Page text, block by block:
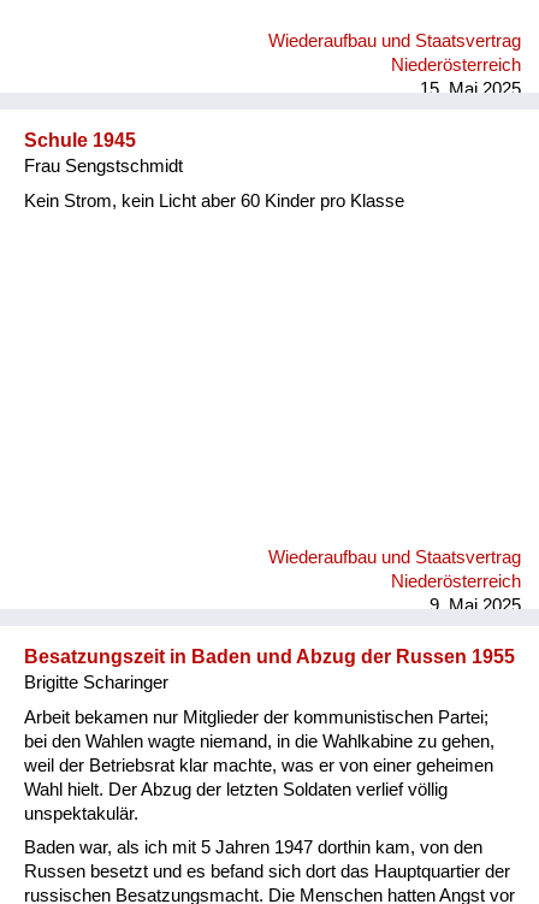
Wiederaufbau und Staatsvertrag
Niederösterreich
15. Mai 2025
Schule 1945
Frau Sengstschmidt
Kein Strom, kein Licht aber 60 Kinder pro Klasse
Wiederaufbau und Staatsvertrag
Niederösterreich
9. Mai 2025
Besatzungszeit in Baden und Abzug der Russen 1955
Brigitte Scharinger
Arbeit bekamen nur Mitglieder der kommunistischen Partei;
bei den Wahlen wagte niemand, in die Wahlkabine zu gehen,
weil der Betriebsrat klar machte, was er von einer geheimen
Wahl hielt. Der Abzug der letzten Soldaten verlief völlig
unspektakulär.
Baden war, als ich mit 5 Jahren 1947 dorthin kam, von den
Russen besetzt und es befand sich dort das Hauptquartier der
russischen Besatzungsmacht. Die Menschen hatten Angst vor